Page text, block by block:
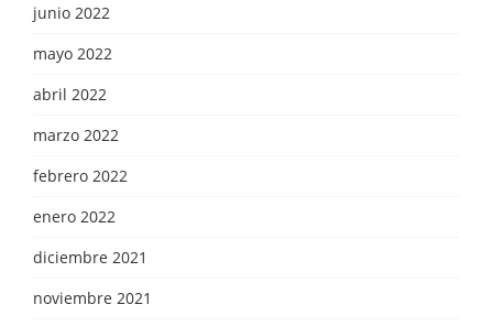
junio 2022
mayo 2022
abril 2022
marzo 2022
febrero 2022
enero 2022
diciembre 2021
noviembre 2021